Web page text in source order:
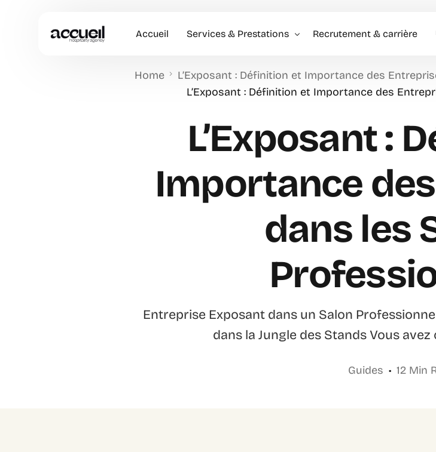
Accueil Services & Prestations
Hôtesses d’accueil événementiel & Hôtes
Animation Commerciale
Recrutement & carrière
Home L’Exposant : Définition et Importance des
L’Exposant : Définition et Importance des
L’Exposant :
Importance
dans les
Entreprise Exposant dans un Salon
dans la Jungle des Stands Vous
Guides 12 Min